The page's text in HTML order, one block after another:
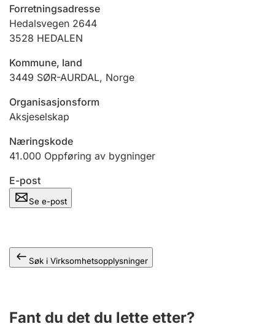
Jeger
Ektepaktveileder
Offentlig sektor
Andre tema
Forretningsadresse
Hedalsvegen 2644
3528 HEDALEN
Kommune, land
3449 SØR-AURDAL, Norge
Organisasjonsform
Aksjeselskap
Næringskode
41.000 Oppføring av bygninger
E-post
Se e-post
Søk i Virksomhetsopplysninger
Fant du det du lette etter?